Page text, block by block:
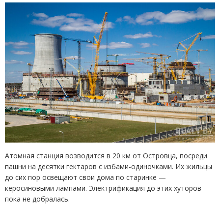
Атомная станция возводится в 20 км от Островца, посреди
пашни на десятки гектаров с избами-одиночками. Их жильцы
до сих пор освещают свои дома по старинке —
керосиновыми лампами. Электрификация до этих хуторов
пока не добралась.